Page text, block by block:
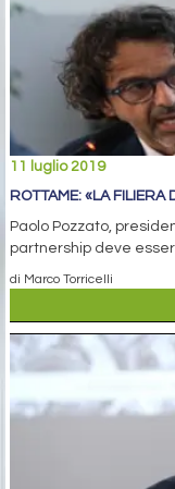
11 luglio 2019
ROTTAME: «LA FILIERA
Paolo Pozzato,
partnership deve
di Marco Torricelli